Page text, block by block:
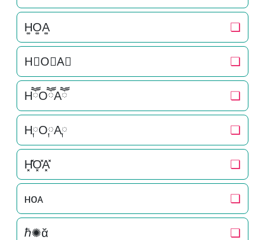
H͚O͚A͚ ❏
H⃒O⃒A⃒ ❏
HཽOཽAཽ ❏
H༙O༙A༙ ❏
H͓̽O͓̽A͓̽ ❏
ʜᴏᴀ ❏
ℏ✺ᾰ ❏